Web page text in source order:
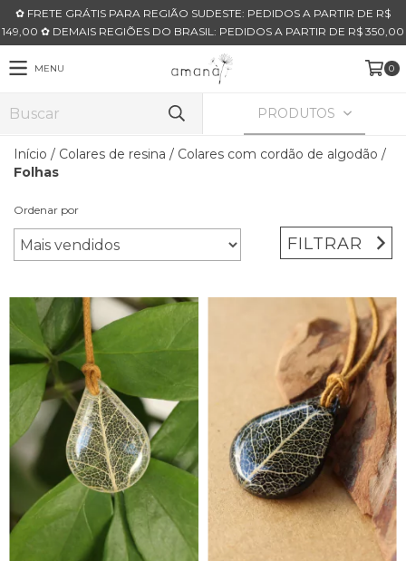
✿ FRETE GRÁTIS PARA REGIÃO SUDESTE: PEDIDOS A PARTIR DE R$
149,00 ✿ DEMAIS REGIÕES DO BRASIL: PEDIDOS A PARTIR DE R$ 350,00
MENU 0
PRODUTOS
Início / Colares de resina / Colares com cordão de algodão /
Folhas
Ordenar por
FILTRAR